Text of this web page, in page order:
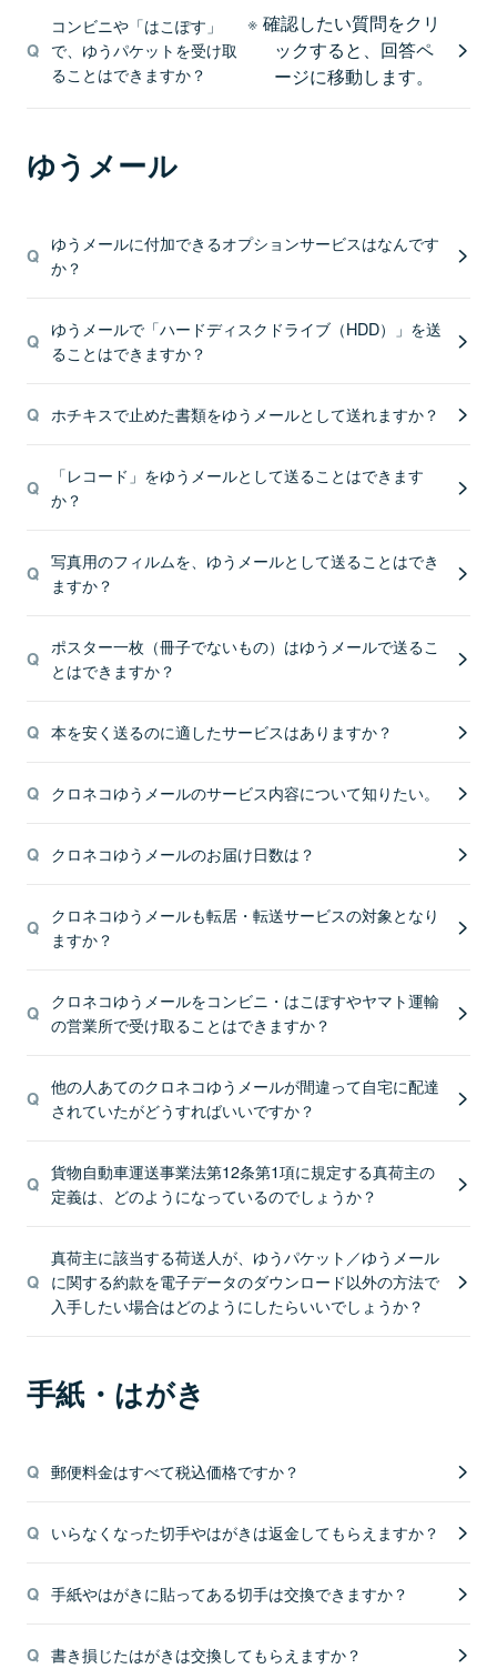
コンビニや「はこぽす」
で、ゆうパケットを受け取
ることはできますか？
確認したい質問をクリ
ックすると、回答ペ
ージに移動します。
ゆうメール
ゆうメールに付加できるオプションサービスはなんです
か？
ゆうメールで「ハードディスクドライブ（HDD）」を送
ることはできますか？
ホチキスで止めた書類をゆうメールとして送れますか？
「レコード」をゆうメールとして送ることはできます
か？
写真用のフィルムを、ゆうメールとして送ることはでき
ますか？
ポスター一枚（冊子でないもの）はゆうメールで送るこ
とはできますか？
本を安く送るのに適したサービスはありますか？
クロネコゆうメールのサービス内容について知りたい。
クロネコゆうメールのお届け日数は？
クロネコゆうメールも転居・転送サービスの対象となり
ますか？
クロネコゆうメールをコンビニ・はこぽすやヤマト運輸
の営業所で受け取ることはできますか？
他の人あてのクロネコゆうメールが間違って自宅に配達
されていたがどうすればいいですか？
貨物自動車運送事業法第12条第1項に規定する真荷主の
定義は、どのようになっているのでしょうか？
真荷主に該当する荷送人が、ゆうパケット／ゆうメール
に関する約款を電子データのダウンロード以外の方法で
入手したい場合はどのようにしたらいいでしょうか？
手紙・はがき
郵便料金はすべて税込価格ですか？
いらなくなった切手やはがきは返金してもらえますか？
手紙やはがきに貼ってある切手は交換できますか？
書き損じたはがきは交換してもらえますか？